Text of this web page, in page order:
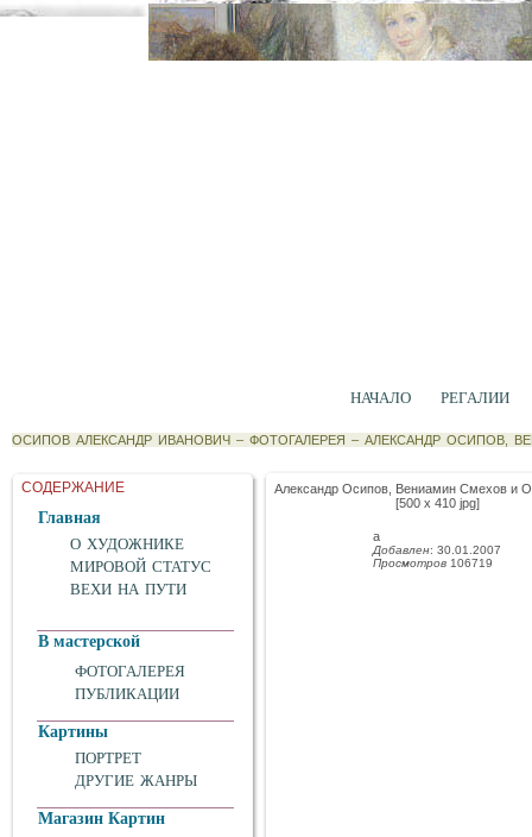
НАЧАЛО РЕГАЛИИ
ОСИПОВ АЛЕКСАНДР ИВАНОВИЧ – ФОТОГАЛЕРЕЯ – АЛЕКСАНДР ОСИПОВ,
СОДЕРЖАНИЕ
Главная
О ХУДОЖНИКЕ
МИРОВОЙ СТАТУС
ВЕХИ НА ПУТИ
В мастерской
ФОТОГАЛЕРЕЯ
ПУБЛИКАЦИИ
Картины
ПОРТРЕТ
ДРУГИЕ ЖАНРЫ
Магазин Картин
Александр Осипов, Вениамин Смехов и
[500 x 410 jpg]
а
Добавлен: 30.01.2007
Просмотров 106719